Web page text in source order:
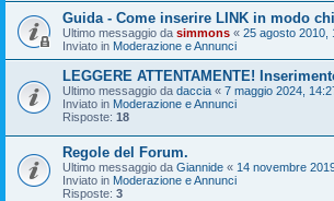
Guida - Come inserire LINK in modo
Ultimo messaggio da simmons « 25 agosto 2010,
Inviato in Moderazione e Annunci
LEGGERE ATTENTAMENTE!
Ultimo messaggio da daccia « 7 maggio 2024,
Inviato in Moderazione e Annunci
Risposte: 18
Regole del Forum.
Ultimo messaggio da Giannide « 14 novembre
Inviato in Moderazione e Annunci
Risposte: 3